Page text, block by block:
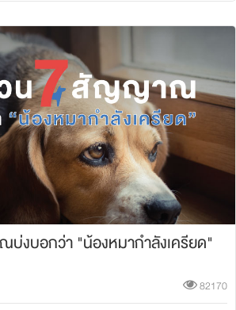
งบอกว่า "น้องหมากำลังเครียด"
82170